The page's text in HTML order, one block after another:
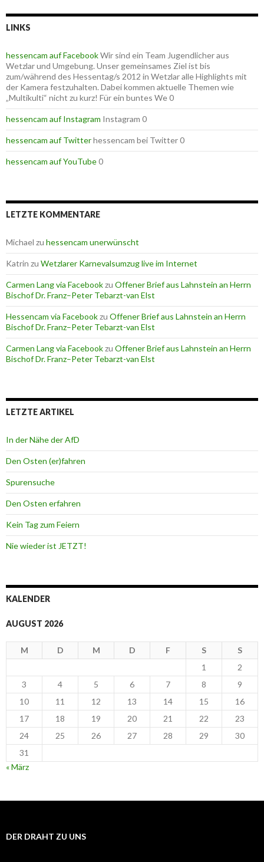
LINKS
hessencam auf FacebookWir sind ein Team Jugendlicher aus
Wetzlar und Umgebung. Unser gemeinsames Ziel ist bis
zum/während des Hessentag/s 2012 in Wetzlar alle Highlights mit
der Kamera festzuhalten. Dabei kommen aktuelle Themen wie
„Multikulti“ nicht zu kurz! Für ein buntes We 0
hessencam auf Instagram Instagram 0
hessencam auf Twitterhessencam bei Twitter 0
hessencam auf YouTube0
LETZTE KOMMENTARE
Michael zu hessencam unerwünscht
Katrin zu Wetzlarer Karnevalsumzug live im Internet
Carmen Lang via Facebookzu Offener Brief aus Lahnstein an Herrn
Bischof Dr. Franz–Peter Tebarzt-van Elst
Hessencam via Facebookzu Offener Brief aus Lahnstein an Herrn
Bischof Dr. Franz–Peter Tebarzt-van Elst
Carmen Lang via Facebookzu Offener Brief aus Lahnstein an Herrn
Bischof Dr. Franz–Peter Tebarzt-van Elst
LETZTE ARTIKEL
In der Nähe der AfD
Den Osten (er)fahren
Spurensuche
Den Osten erfahren
Kein Tag zum Feiern
Nie wieder ist JETZT!
KALENDER
AUGUST 2026
M D M D F S
S
1
2
3
4 5 6 7 8
9
10
11 12 13 14 15
16
17
18 19 20 21 22
23
24
25 26 27 28 29
30
31
« März
DER DRAHT ZU UNS